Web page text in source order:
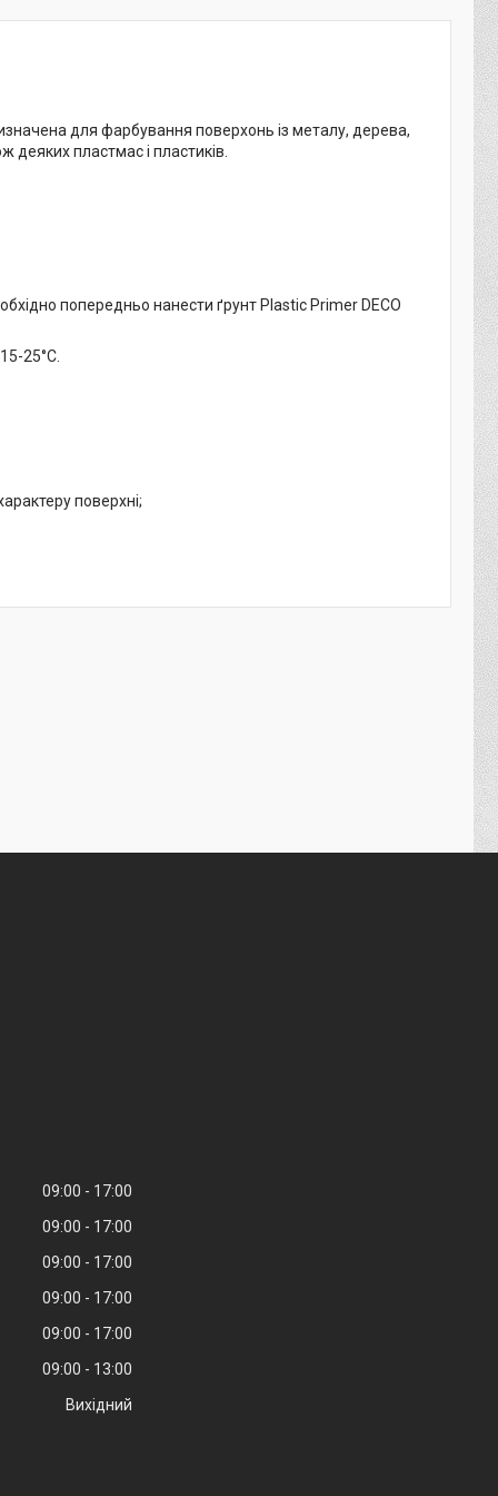
для фарбування поверхонь із металу, дерева,
деяких пластмас і пластиків.
попередньо нанести ґрунт Plastic Primer DECO
25°C.
поверхні;
09:00
17:00
09:00
17:00
09:00
17:00
09:00
17:00
09:00
17:00
09:00
13:00
Вихідний